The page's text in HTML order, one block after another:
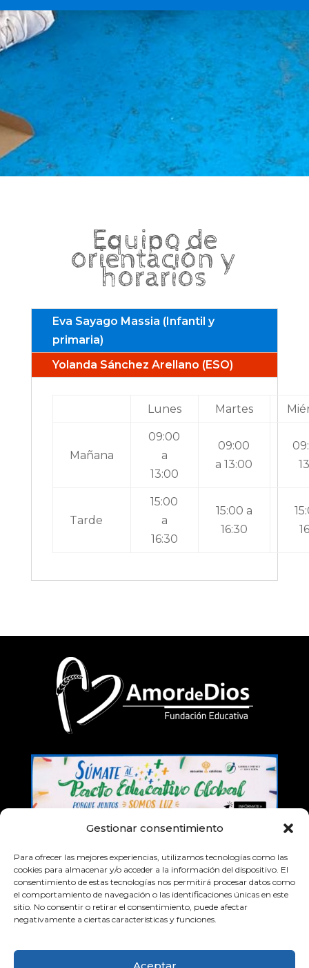
Gestionar consentimiento
Para ofrecer las mejores experiencias, utilizamos tecnologías como las
cookies para almacenar y/o acceder a la información del dispositivo. El
consentimiento de estas tecnologías nos permitirá procesar datos como
el comportamiento de navegación o las identificaciones únicas en este
sitio. No consentir o retirar el consentimiento, puede afectar
negativamente a ciertas características y funciones.
Aceptar
Equipo de
orientación y
horarios
Eva Sayago Massia (Infantil y
primaria)
Yolanda Sánchez Arellano (ESO)
Lunes Martes
Mañana
09:00
a
13:00
09:00
a 13:00
Tarde
15:00
a
16:30
15:00 a
16:30
© 2026 Colegio Amor de Dios Almería